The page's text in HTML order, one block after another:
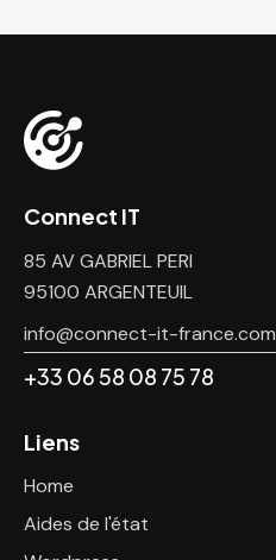
Connect IT
85 AV GABRIEL PERI
95100 ARGENTEUIL
info@connect-it-france.com
+33 06 58 08 75 78
Liens
Home
Aides de l'état